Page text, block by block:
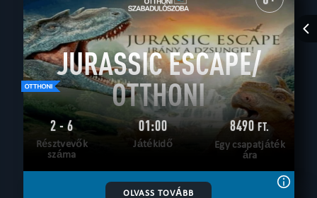
JURASSIC ESCAPE/
OTTHONI
2 - 6
Résztvevők
száma
01:00
Játékidő
8490FT.
Egy csapatjáték
ára
OLVASS TOVÁBB